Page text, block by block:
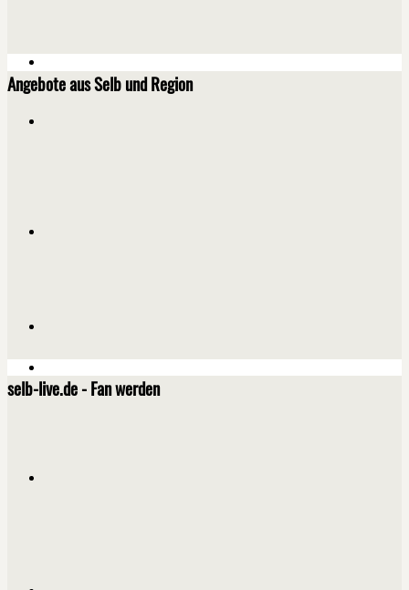
Angebote aus Selb und Region
selb-live.de - Fan werden